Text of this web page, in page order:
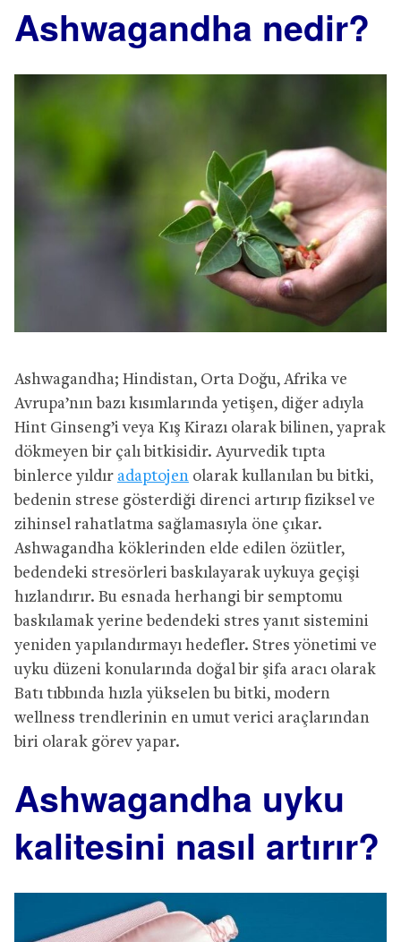
Ashwagandha nedir?
Ashwagandha; Hindistan, Orta Doğu, Afrika ve
Avrupa’nın bazı kısımlarında yetişen, diğer adıyla
Hint Ginseng’i veya Kış Kirazı olarak bilinen, yaprak
dökmeyen bir çalı bitkisidir. Ayurvedik tıpta
binlerce yıldır adaptojen olarak kullanılan bu bitki,
bedenin strese gösterdiği direnci artırıp fiziksel ve
zihinsel rahatlatma sağlamasıyla öne çıkar.
Ashwagandha köklerinden elde edilen özütler,
bedendeki stresörleri baskılayarak uykuya geçişi
hızlandırır. Bu esnada herhangi bir semptomu
baskılamak yerine bedendeki stres yanıt sistemini
yeniden yapılandırmayı hedefler. Stres yönetimi ve
uyku düzeni konularında doğal bir şifa aracı olarak
Batı tıbbında hızla yükselen bu bitki, modern
wellness trendlerinin en umut verici araçlarından
biri olarak görev yapar.
Ashwagandha uyku
kalitesini nasıl artırır?